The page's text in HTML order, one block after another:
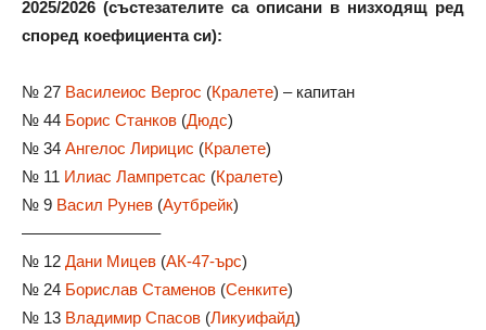
2025/2026 (състезателите са описани в низходящ ред
според коефициента си):
№ 27 Василеиос Вергос (Кралете) – капитан
№ 44 Борис Станков (Дюдс)
№ 34 Ангелос Лирицис (Кралете)
№ 11 Илиас Лампретсас (Кралете)
№ 9 Васил Рунев (Аутбрейк)
––––––––––––––––
№ 12 Дани Мицев (АК-47-ърс)
№ 24 Борислав Стаменов (Сенките)
№ 13 Владимир Спасов (Ликуифайд)